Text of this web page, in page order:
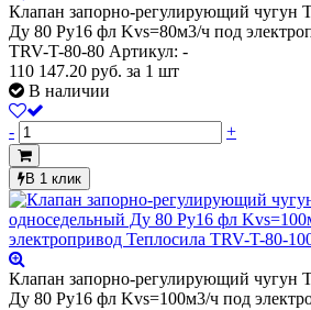
Клапан запорно-регулирующий чугун
Ду 80 Ру16 фл Kvs=80м3/ч под
TRV-T-80-80 Артикул: -
110 147.20 руб. за 1 шт
В наличии
- +
В 1 клик
Клапан запорно-регулирующий чугун
Ду 80 Ру16 фл Kvs=100м3/ч под